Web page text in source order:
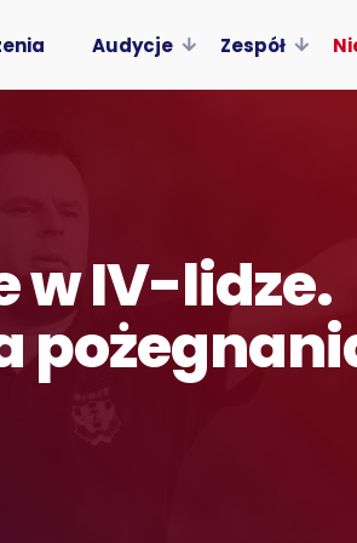
Audycje Zespół
w IV-lidze.